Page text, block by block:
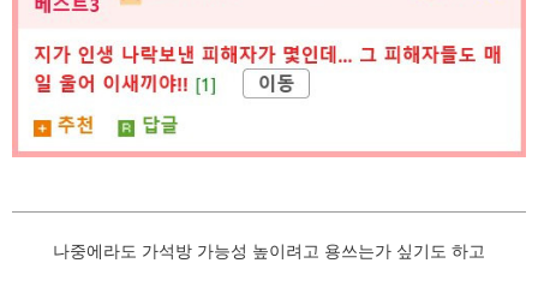
나중에라도 가석방 가능성 높이려고 용쓰는가 싶기도 하고